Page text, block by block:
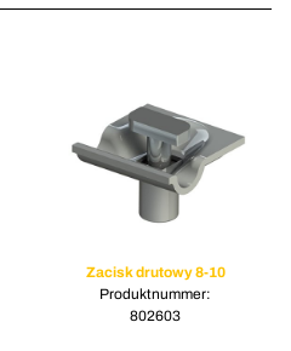
Zacisk drutowy 8-10
Produktnummer:
802603